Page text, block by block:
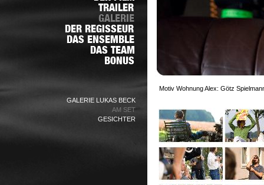
GALERIE LUKAS BECK
AM SET
GESICHTER
Motiv Wohnung Alex: Götz